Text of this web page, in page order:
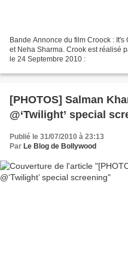
Bande Annonce du film Croock :
et Neha Sharma. Crook est réalisé
le 24 Septembre 2010 :
[PHOTOS] Salman
@‘Twilight’ special
Publié le 31/07/2010 à 23:13
Par Le Blog de Bollywood